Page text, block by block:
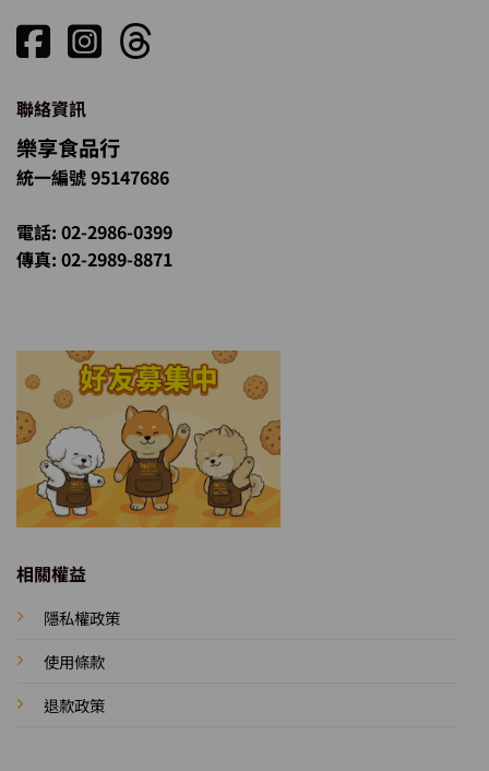
相關權益
隱私權政策
使用條款
退款政策
聯絡資訊
樂享食品行
統一編號 95147686
電話: 02-2986-0399
傳真: 02-2989-8871